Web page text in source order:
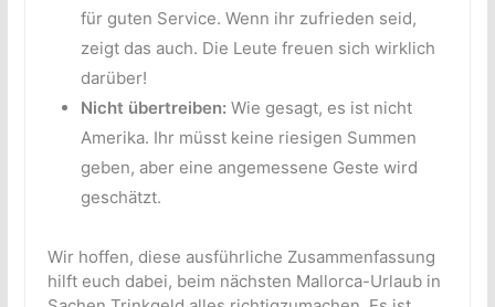
für guten Service. Wenn ihr zufrieden seid,
zeigt das auch. Die Leute freuen sich wirklich
darüber!
Nicht übertreiben: Wie gesagt, es ist nicht
Amerika. Ihr müsst keine riesigen Summen
geben, aber eine angemessene Geste wird
geschätzt.
Wir hoffen, diese ausführliche Zusammenfassung
hilft euch dabei, beim nächsten Mallorca-Urlaub in